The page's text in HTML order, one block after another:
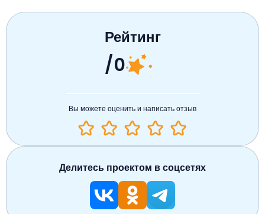
Рейтинг
/0
Вы можете оценить и написать отзыв
Делитесь проектом в соцсетях